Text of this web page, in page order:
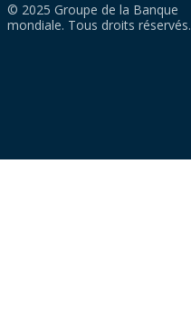
© 2025 Groupe de la Banque
mondiale. Tous droits réservés.